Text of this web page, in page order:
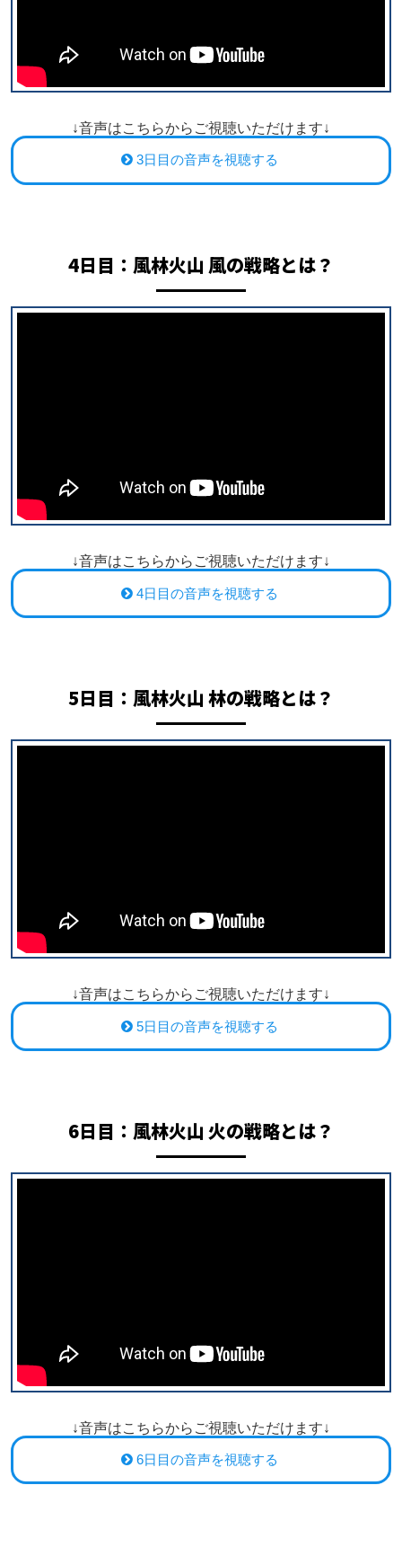
↓音声はこちらからご視聴いただけます↓
3日目の音声を視聴する
4日目： 風林火山 風の戦略とは？
↓音声はこちらからご視聴いただけます↓
4日目の音声を視聴する
5日目： 風林火山 林の戦略とは？
↓音声はこちらからご視聴いただけます↓
5日目の音声を視聴する
6日目： 風林火山 火の戦略とは？
↓音声はこちらからご視聴いただけます↓
6日目の音声を視聴する